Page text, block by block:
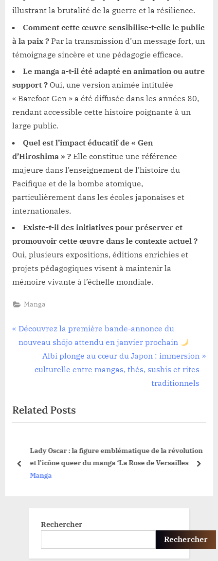
illustrant la brutalité de la guerre et la résilience.
Comment cette œuvre sensibilise-t-elle le public
à la paix ? Par la transmission d’un message fort, un
témoignage sincère et une pédagogie efficace.
Le manga a-t-il été adapté en animation ou autre
support ? Oui, une version animée intitulée
« Barefoot Gen » a été diffusée dans les années 80,
rendant accessible cette histoire poignante à un
large public.
Quel est l’impact éducatif de « Gen
d’Hiroshima » ? Elle constitue une référence
majeure dans l’enseignement de l’histoire du
Pacifique et de la bombe atomique,
particulièrement dans les écoles japonaises et
internationales.
Existe-t-il des initiatives pour préserver et
promouvoir cette œuvre dans le contexte actuel ?
Oui, plusieurs expositions, éditions enrichies et
projets pédagogiques visent à maintenir la
mémoire vivante à l’échelle mondiale.
Manga
Navigation
l’article
P
r
u
s
s
Découvrez la première bande-annonce du
nouveau shōjo attendu en janvier prochain
N
e
P
o
t
:
Albi plonge au cœur du Japon : immersion
culturelle entre mangas, thés, sushis et rites
traditionnels
Related Posts
Lady Oscar : la figure emblématique de la révolution
et l’icône queer du manga ‘La Rose de Versailles
Manga
prev next
Rechercher
Rechercher